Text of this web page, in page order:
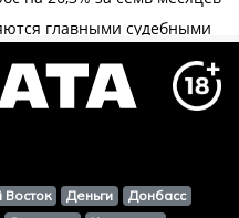
Восток Деньги
Донбасс